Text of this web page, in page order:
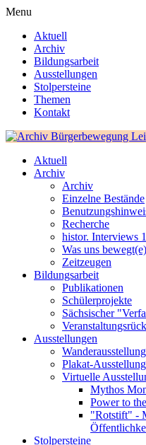
Menu
Aktuell
Archiv
Bildungsarbeit
Ausstellungen
Stolpersteine
Themen
Kontakt
Aktuell
Archiv
Archiv
Einzelne Bestände
Recherche
histor. Interviews
Was uns bewegt(e)
Zeitzeugen
Bildungsarbeit
Publikationen
Schülerprojekte
Sächsischer
Ausstellungen
Plakat-
Virtuelle
Mythos
Power to
"Rotstift" -
Stolpersteine